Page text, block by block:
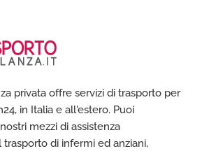
privata offre servizi di trasporto per
in Italia e all'estero. Puoi
mezzi di assistenza
di infermi ed anziani,